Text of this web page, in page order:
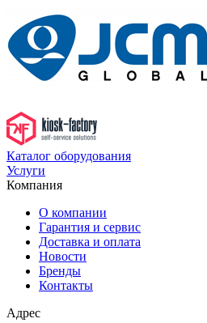
Каталог оборудования
Услуги
Компания
О компании
Гарантия и сервис
Доставка и оплата
Новости
Бренды
Контакты
Адрес